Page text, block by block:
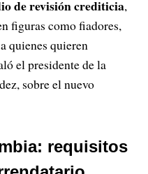
de revisión crediticia,
figuras como fiadores,
quienes quieren
el presidente de la
sobre el nuevo
requisitos